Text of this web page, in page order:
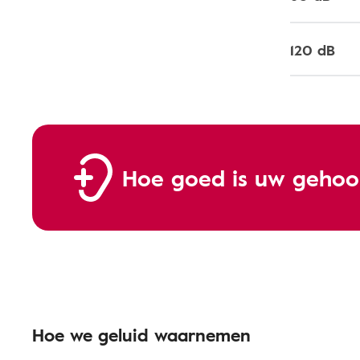
120 dB
Hoe goed is uw
Hoe we geluid waarnemen